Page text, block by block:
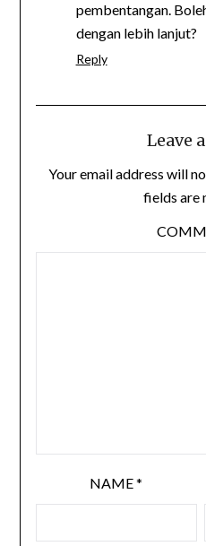
pembentangan.
dengan lebih lanjut?
Reply
Leave
Your email address will
fields are
NAME*